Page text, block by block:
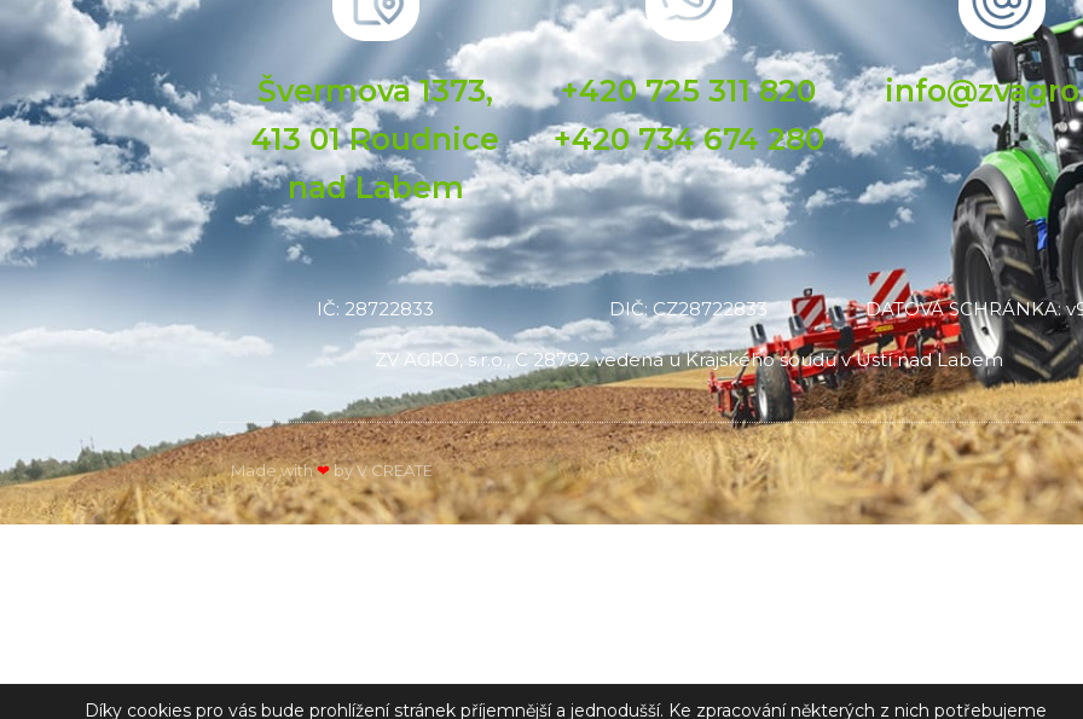
Švermova 1373,
413 01 Roudnice
nad Labem
+420 725 311 820
+420 734 674 280
IČ: 28722833 DIČ: CZ28722833 DATOVÁ SCHRÁNKA:
ZV AGRO, s.r.o., C 28792 vedená u Krajského soudu v Ústí nad Labem
Made with❤by V CREATE
Díky cookies pro vás bude prohlížení stránek příjemnější a jednodušší. Ke zpracování některých z nich potřebujeme